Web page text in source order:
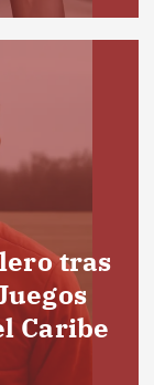
tras
Caribe